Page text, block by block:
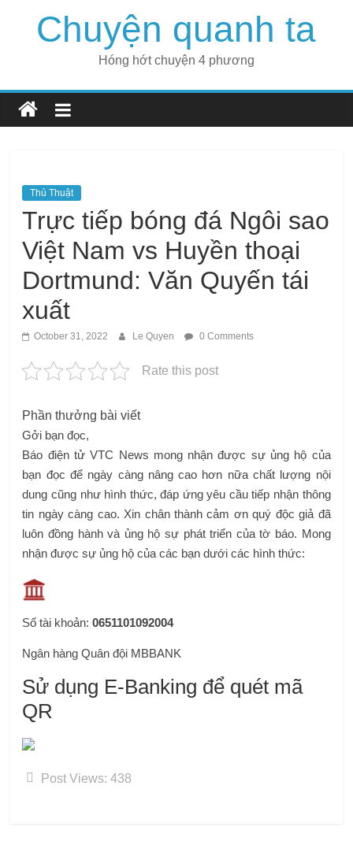
Chuyện quanh ta
Hóng hớt chuyện 4 phương
Thủ Thuật
Trực tiếp bóng đá Ngôi sao
Việt Nam vs Huyền thoại
Dortmund: Văn Quyến tái
xuất
October 31, 2022 Le Quyen 0 Comments
Rate this post
Phần thưởng bài viết
Gởi bạn đọc,
Báo điện tử VTC News mong nhận được sự ủng hộ của
bạn đọc để ngày càng nâng cao hơn nữa chất lượng nội
dung cũng như hình thức, đáp ứng yêu cầu tiếp nhận thông
tin ngày càng cao. Xin chân thành cảm ơn quý độc giả đã
luôn đồng hành và ủng hộ sự phát triển của tờ báo. Mong
nhận được sự ủng hộ của các bạn dưới các hình thức:
Số tài khoản:0651101092004
Ngân hàng Quân đội MBBANK
Sử dụng E-Banking để quét mã
QR
Post Views: 438